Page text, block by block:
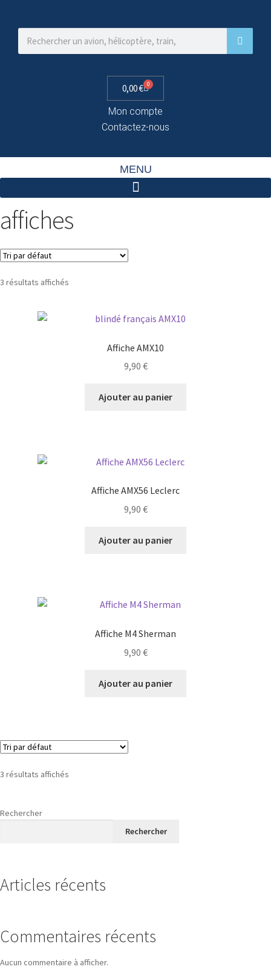
0,00€ 0
Mon compte
Contactez-nous
MENU
affiches
3 résultats affichés
Affiche AMX10
9,90 €
Ajouter au panier
Affiche AMX56 Leclerc
9,90 €
Ajouter au panier
Affiche M4 Sherman
9,90 €
Ajouter au panier
3 résultats affichés
Rechercher
Rechercher
Articles récents
Commentaires récents
Aucun commentaire à afficher.